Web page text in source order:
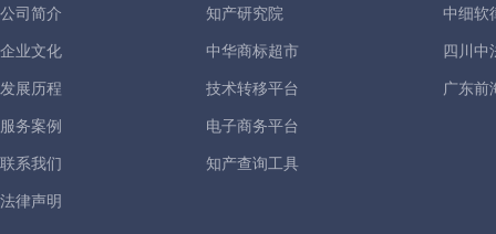
公司简介
企业文化
发展历程
服务案例
联系我们
法律声明
知产研究院
中华商标超市
技术转移平台
电子商务平台
知产查询工具
中细软
四川中
广东前